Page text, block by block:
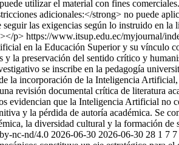
utilizar el material con fines
adicionales:</strong> no puede
las exigencias según lo instruido en la
p> https://www.itsup.edu.ec/myjournal/
en la Educación Superior y su vínculo
la preservación del sentido crítico y
se inscribe en la pedagogía
la incorporación de la Inteligencia
revisión documental crítica de literatura
evidencian que la Inteligencia Artificial no
y la pérdida de autoría académica. Se
la diversidad cultural y la formación de
nc-nd/4.0 2026-06-30 2026-06-30 28 1 7 7